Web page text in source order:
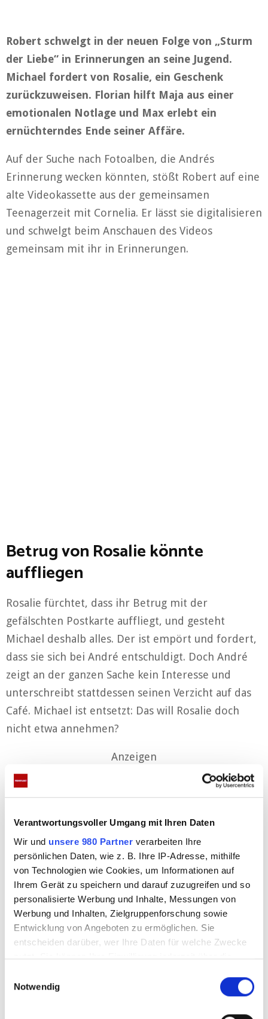
Verantwortungsvoller Umgang mit Ihren Daten
Wir und unsere 980 Partner verarbeiten Ihre
persönlichen Daten, wie z. B. Ihre IP-Adresse, mithilfe
von Technologien wie Cookies, um Informationen auf
Ihrem Gerät zu speichern und darauf zuzugreifen und so
personalisierte Werbung und Inhalte, Messungen von
Werbung und Inhalten, Zielgruppenforschung sowie
Entwicklung von Angeboten zu ermöglichen. Sie
entscheiden darüber, wer Ihre Daten für welche Zwecke
nutzt. Sie können Ihre Einwilligung jederzeit über die
Trigger Symbol ändern oder widerrufen
Erfahren Sie mehr darüber, wie Ihre persönlichen Daten
Notwendig
Robert schwelgt in der neuen Folge von „Sturm
der Liebe“ in Erinnerungen an seine Jugend.
Michael fordert von Rosalie, ein Geschenk
zurückzuweisen. Florian hilft Maja aus einer
emotionalen Notlage und Max erlebt ein
ernüchterndes Ende seiner Affäre.
Auf der Suche nach Fotoalben, die Andrés
Erinnerung wecken könnten, stößt Robert auf eine
alte Videokassette aus der gemeinsamen
Teenagerzeit mit Cornelia. Er lässt sie digitalisieren
und schwelgt beim Anschauen des Videos
gemeinsam mit ihr in Erinnerungen.
Betrug von Rosalie könnte
auffliegen
Rosalie fürchtet, dass ihr Betrug mit der
gefälschten Postkarte auffliegt, und gesteht
Michael deshalb alles. Der ist empört und fordert,
dass sie sich bei André entschuldigt. Doch André
zeigt an der ganzen Sache kein Interesse und
unterschreibt stattdessen seinen Verzicht auf das
Café. Michael ist entsetzt: Das will Rosalie doch
nicht etwa annehmen?
Anzeigen
Schwerer Abschied von Napoleon
Maja und Lucy nehmen schweren Herzens
Abschied von Napoleon, der nun ausgewildert
werden soll. Doch das gestaltet sich schwieriger als
gedacht, da der Hase mittlerweile sehr zutraulich
geworden ist. Florian hat schließlich die rettende
Idee: Er bringt ihn im Freigehege des Gestüts